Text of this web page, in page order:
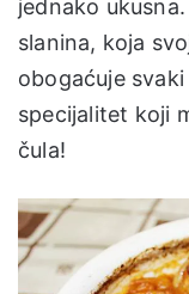
jednako
slanina, koja
obogaćuje
specijalitet koji
čula!